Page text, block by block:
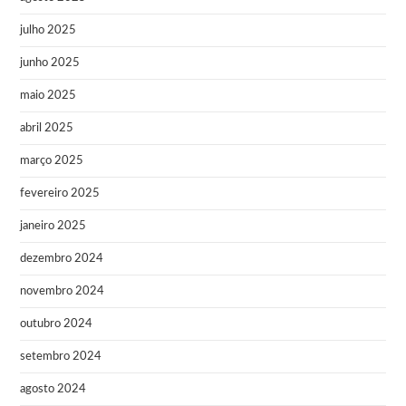
julho 2025
junho 2025
maio 2025
abril 2025
março 2025
fevereiro 2025
janeiro 2025
dezembro 2024
novembro 2024
outubro 2024
setembro 2024
agosto 2024